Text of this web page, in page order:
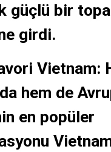
güçlü bir
girdi.
Vietnam:
hem de
en popüler